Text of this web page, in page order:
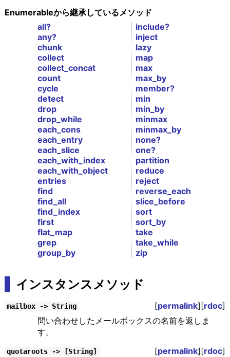
Enumerableから継承しているメソッド
all?
any?
chunk
collect
collect_concat
count
cycle
detect
drop
drop_while
each_cons
each_entry
each_slice
each_with_index
each_with_object
entries
find
find_all
find_index
first
flat_map
grep
group_by
include?
inject
lazy
map
max
max_by
member?
min
min_by
minmax
minmax_by
none?
one?
partition
reduce
reject
reverse_each
slice_before
sort
sort_by
take
take_while
zip
インスタンスメソッド
mailbox -> String [permalink][rdoc]
問い合わせしたメールボックスの名前を返しま
す。
quotaroots -> [String] [permalink][rdoc]